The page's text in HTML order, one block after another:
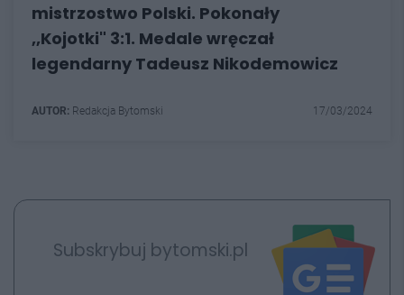
mistrzostwo Polski. Pokonały
,,Kojotki" 3:1. Medale wręczał
legendarny Tadeusz Nikodemowicz
AUTOR: Redakcja Bytomski 17/03/2024
Subskrybuj bytomski.pl